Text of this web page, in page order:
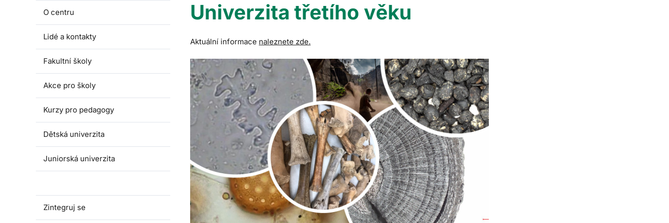
O centru
Lidé a kontakty
Fakultní školy
Akce pro školy
Kurzy pro pedagogy
Dětská univerzita
Juniorská univerzita
Zintegruj se
Univerzita třetího věku
Aktuální informace naleznete zde.